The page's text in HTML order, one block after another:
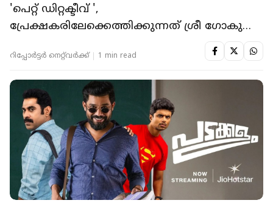
'പെറ്റ് ഡിറ്റക്ടീവ് ',
പ്രേക്ഷകരിലേക്കെത്തിക്കുന്നത് ശ്രീ ഗോകുലം
റിപ്പോർട്ടർ നെറ്റ്‌വര്‍ക്ക്‌ 1 min read